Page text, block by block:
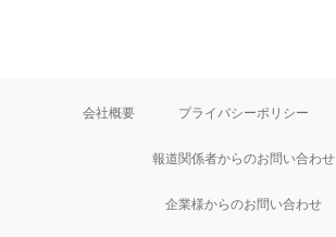
会社概要 プライバシーポリシー
報道関係者からのお問い合わせ
企業様からのお問い合わせ